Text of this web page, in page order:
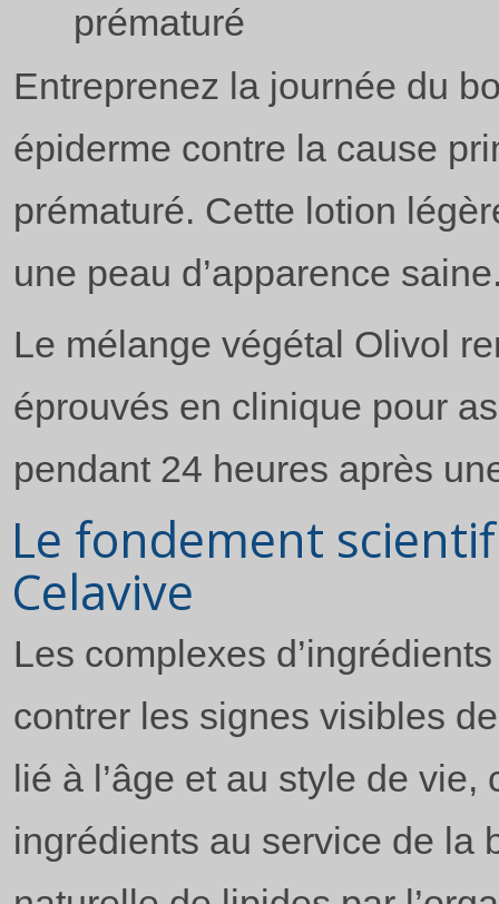
prématuré
Entreprenez la journée du
épiderme contre la cause
prématuré. Cette lotion
une peau d’apparence
Le mélange végétal Olivol
éprouvés en clinique pour
pendant 24 heures après
Le fondement
Celavive
Les complexes
contrer les signes visibles
lié à l’âge et au style de
ingrédients au service de la